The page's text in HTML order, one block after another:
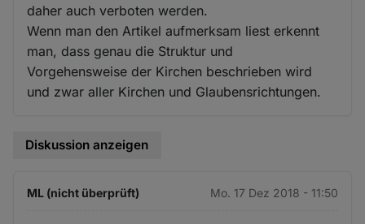
daher auch verboten werden.
Wenn man den Artikel aufmerksam liest erkennt
man, dass genau die Struktur und
Vorgehensweise der Kirchen beschrieben wird
und zwar aller Kirchen und Glaubensrichtungen.
Diskussion anzeigen
ML (nicht überprüft) Mo. 17 Dez 2018 - 11:50